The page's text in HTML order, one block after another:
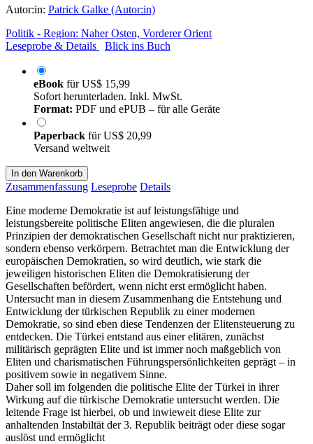
Autor:in: Patrick Galke (Autor:in)
Politik - Region: Naher Osten, Vorderer Orient
Leseprobe & Details
Blick ins Buch
eBook fürUS$ 15,99
Sofort herunterladen. Inkl. MwSt.
Format: PDF und ePUB – für alle Geräte
Paperback fürUS$ 20,99
Versand weltweit
In den Warenkorb
Zusammenfassung Leseprobe Details
Eine moderne Demokratie ist auf leistungsfähige und
leistungsbereite politische Eliten angewiesen, die die pluralen
Prinzipien der demokratischen Gesellschaft nicht nur praktizieren,
sondern ebenso verkörpern. Betrachtet man die Entwicklung der
europäischen Demokratien, so wird deutlich, wie stark die
jeweiligen historischen Eliten die Demokratisierung der
Gesellschaften befördert, wenn nicht erst ermöglicht haben.
Untersucht man in diesem Zusammenhang die Entstehung und
Entwicklung der türkischen Republik zu einer modernen
Demokratie, so sind eben diese Tendenzen der Elitensteuerung zu
entdecken. Die Türkei entstand aus einer elitären, zunächst
militärisch geprägten Elite und ist immer noch maßgeblich von
Eliten und charismatischen Führungspersönlichkeiten geprägt – in
positivem sowie in negativem Sinne.
Daher soll im folgenden die politische Elite der Türkei in ihrer
Wirkung auf die türkische Demokratie untersucht werden. Die
leitende Frage ist hierbei, ob und inwieweit diese Elite zur
anhaltenden Instabiltät der 3. Republik beiträgt oder diese sogar
auslöst und ermöglicht